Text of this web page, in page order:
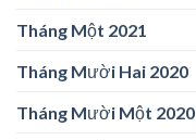
Tháng Một 2021
Tháng Mười Hai 2020
Tháng Mười Một 2020